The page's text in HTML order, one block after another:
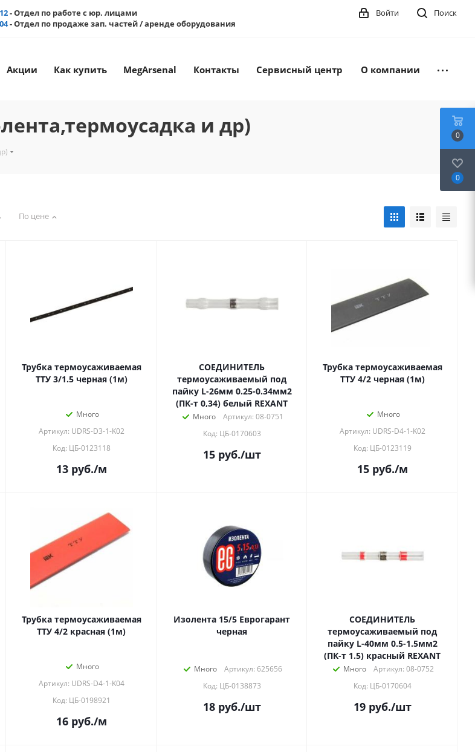
- Отдел по работе с юр. лицами
- Отдел по продаже зап. частей / аренде оборудования
Поиск
Войти
Акции Как купить MegArsenal Контакты Сервисный центр О компании
и др)
По цене
Трубка термоусаживаемая
ТТУ 3/1.5 черная (1м)
Много
Артикул: UDRS-D3-1-K02
Код: ЦБ-0123118
13руб./м
СОЕДИНИТЕЛЬ
термоусаживаемый под
пайку L-26мм 0.25-0.34мм2
(ПК-т 0,34) белый REXANT
Много
Артикул: 08-0751
Код: ЦБ-0170603
15руб./шт
Трубка термоусаживаемая
ТТУ 4/2 черная (1м)
Много
Артикул: UDRS-D4-1-K02
Код: ЦБ-0123119
15руб./м
Трубка термоусаживаемая
ТТУ 4/2 красная (1м)
Много
Артикул: UDRS-D4-1-K04
Код: ЦБ-0198921
16руб./м
Изолента 15/5 Еврогарант
черная
Много
Артикул: 625656
Код: ЦБ-0138873
18руб./шт
СОЕДИНИТЕЛЬ
термоусаживаемый под
пайку L-40мм 0.5-1.5мм2
(ПК-т 1.5) красный REXANT
Много
Артикул: 08-0752
Код: ЦБ-0170604
19руб./шт
0
0